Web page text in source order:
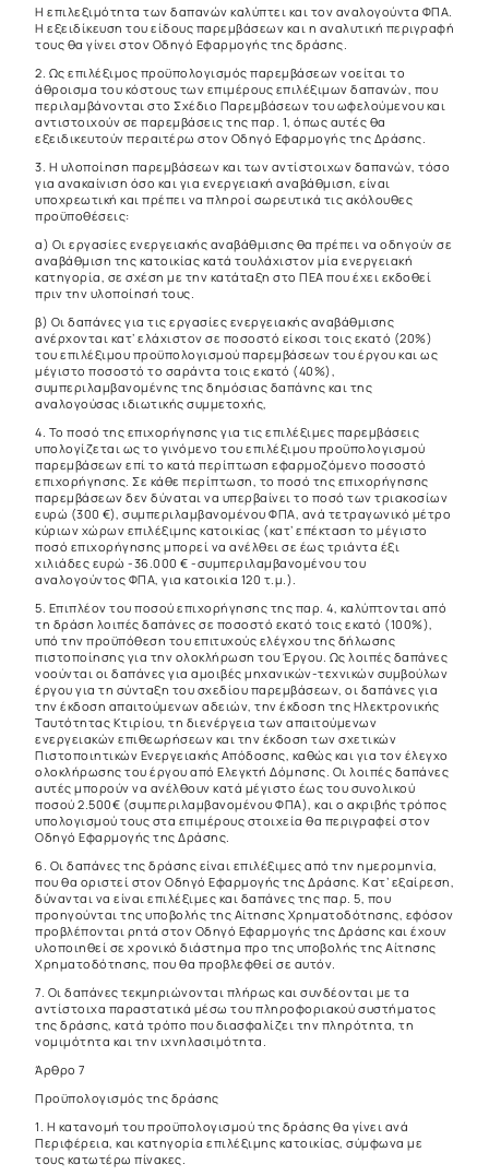
Η επιλεξιμότητα των δαπανών καλύπτει και τον αναλογούντα ΦΠΑ.
Η εξειδίκευση του είδους παρεμβάσεων και η αναλυτική περιγραφή
τους θα γίνει στον Οδηγό Εφαρμογής της δράσης.
2. Ως επιλέξιμος προϋπολογισμός παρεμβάσεων νοείται το
άθροισμα του κόστους των επιμέρους επιλέξιμων δαπανών, που
περιλαμβάνονται στο Σχέδιο Παρεμβάσεων του ωφελούμενου και
αντιστοιχούν σε παρεμβάσεις της παρ. 1, όπως αυτές θα
εξειδικευτούν περαιτέρω στον Οδηγό Εφαρμογής της Δράσης.
3. Η υλοποίηση παρεμβάσεων και των αντίστοιχων δαπανών, τόσο
για ανακαίνιση όσο και για ενεργειακή αναβάθμιση, είναι
υποχρεωτική και πρέπει να πληροί σωρευτικά τις ακόλουθες
προϋποθέσεις:
α) Οι εργασίες ενεργειακής αναβάθμισης θα πρέπει να οδηγούν σε
αναβάθμιση της κατοικίας κατά τουλάχιστον μία ενεργειακή
κατηγορία, σε σχέση με την κατάταξη στο ΠΕΑ που έχει εκδοθεί
πριν την υλοποίησή τους.
β) Οι δαπάνες για τις εργασίες ενεργειακής αναβάθμισης
ανέρχονται κατ’ ελάχιστον σε ποσοστό είκοσι τοις εκατό (20%)
του επιλέξιμου προϋπολογισμού παρεμβάσεων του έργου και ως
μέγιστο ποσοστό το σαράντα τοις εκατό (40%),
συμπεριλαμβανομένης της δημόσιας δαπάνης και της
αναλογούσας ιδιωτικής συμμετοχής,
4. Το ποσό της επιχορήγησης για τις επιλέξιμες παρεμβάσεις
υπολογίζεται ως το γινόμενο του επιλέξιμου προϋπολογισμού
παρεμβάσεων επί το κατά περίπτωση εφαρμοζόμενο ποσοστό
επιχορήγησης. Σε κάθε περίπτωση, το ποσό της επιχορήγησης
παρεμβάσεων δεν δύναται να υπερβαίνει το ποσό των τριακοσίων
ευρώ (300 €), συμπεριλαμβανομένου ΦΠΑ, ανά τετραγωνικό μέτρο
κύριων χώρων επιλέξιμης κατοικίας (κατ’ επέκταση το μέγιστο
ποσό επιχορήγησης μπορεί να ανέλθει σε έως τριάντα έξι
χιλιάδες ευρώ -36.000 € -συμπεριλαμβανομένου του
αναλογούντος ΦΠΑ, για κατοικία 120 τ.μ.).
5. Επιπλέον του ποσού επιχορήγησης της παρ. 4, καλύπτονται από
τη δράση λοιπές δαπάνες σε ποσοστό εκατό τοις εκατό (100%),
υπό την προϋπόθεση του επιτυχούς ελέγχου της δήλωσης
πιστοποίησης για την ολοκλήρωση του Έργου. Ως λοιπές δαπάνες
νοούνται οι δαπάνες για αμοιβές μηχανικών-τεχνικών συμβούλων
έργου για τη σύνταξη του σχεδίου παρεμβάσεων, οι δαπάνες για
την έκδοση απαιτούμενων αδειών, την έκδοση της Ηλεκτρονικής
Ταυτότητας Κτιρίου, τη διενέργεια των απαιτούμενων
ενεργειακών επιθεωρήσεων και την έκδοση των σχετικών
Πιστοποιητικών Ενεργειακής Απόδοσης, καθώς και για τον έλεγχο
ολοκλήρωσης του έργου από Ελεγκτή Δόμησης. Οι λοιπές δαπάνες
αυτές μπορούν να ανέλθουν κατά μέγιστο έως του συνολικού
ποσού 2.500€ (συμπεριλαμβανομένου ΦΠΑ), και ο ακριβής τρόπος
υπολογισμού τους στα επιμέρους στοιχεία θα περιγραφεί στον
Οδηγό Εφαρμογής της Δράσης.
6. Οι δαπάνες της δράσης είναι επιλέξιμες από την ημερομηνία,
που θα οριστεί στον Οδηγό Εφαρμογής της Δράσης. Κατ’ εξαίρεση,
δύνανται να είναι επιλέξιμες και δαπάνες της παρ. 5, που
προηγούνται της υποβολής της Αίτησης Χρηματοδότησης, εφόσον
προβλέπονται ρητά στον Οδηγό Εφαρμογής της Δράσης και έχουν
υλοποιηθεί σε χρονικό διάστημα προ της υποβολής της Αίτησης
Χρηματοδότησης, που θα προβλεφθεί σε αυτόν.
7. Οι δαπάνες τεκμηριώνονται πλήρως και συνδέονται με τα
αντίστοιχα παραστατικά μέσω του πληροφοριακού συστήματος
της δράσης, κατά τρόπο που διασφαλίζει την πληρότητα, τη
νομιμότητα και την ιχνηλασιμότητα.
Άρθρο 7
Προϋπολογισμός της δράσης
1. Η κατανομή του προϋπολογισμού της δράσης θα γίνει ανά
Περιφέρεια, και κατηγορία επιλέξιμης κατοικίας, σύμφωνα με
τους κατωτέρω πίνακες.